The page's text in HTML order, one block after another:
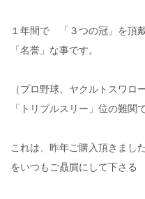
１年間で 「３つの冠」を頂
「名誉」な事です。
（プロ野球、ヤクルトスワロ
「トリプルスリー」位の難関
これは、昨年ご購入頂きま
をいつもご贔屓にして下さる